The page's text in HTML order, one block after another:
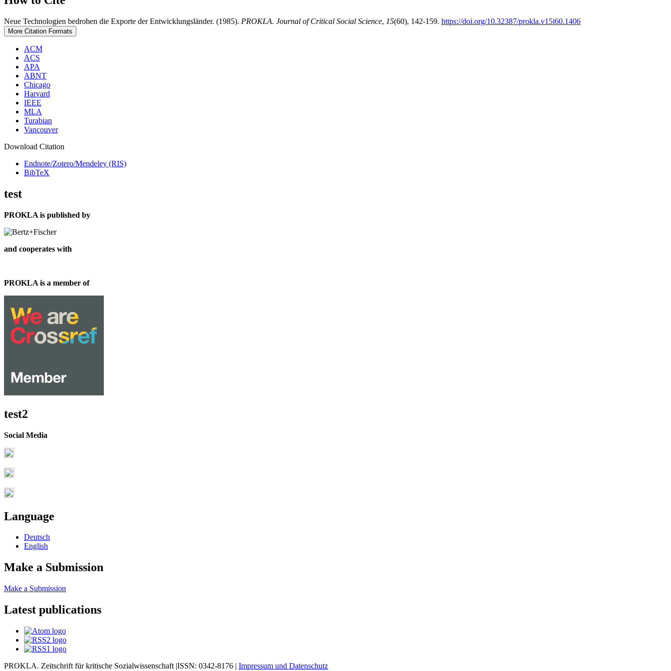
Neue Technologien bedrohen die Exporte der Entwicklungsländer. (1985). PROKLA. Journal of Critical Social Science, 15(60), 142-159. https://doi.org/10.32387/prokla.v15i60.1406
More Citation Formats
ACM
ACS
APA
ABNT
Chicago
Harvard
IEEE
MLA
Turabian
Vancouver
Download Citation
Endnote/Zotero/Mendeley (RIS)
BibTeX
test
PROKLA is published by
and cooperates with
PROKLA is a member of
test2
Social Media
Language
Deutsch
English
Make a Submission
Make a Submission
Latest publications
PROKLA. Zeitschrift für kritische Sozialwissenschaft |ISSN: 0342-8176 | Impressum und Datenschutz